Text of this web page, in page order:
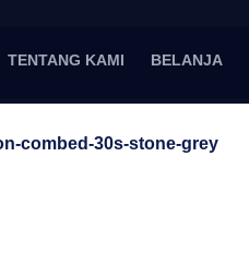
TENTANG KAMI BELANJA
combed-30s-stone-grey